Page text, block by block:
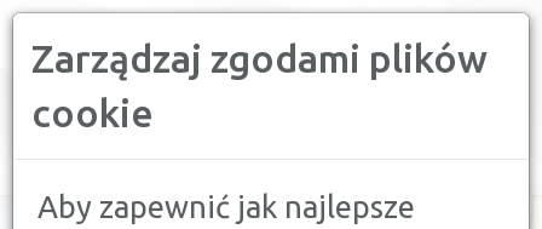
Zarządzaj zgodami plików
cookie
Aby zapewnić jak najlepsze
navigation